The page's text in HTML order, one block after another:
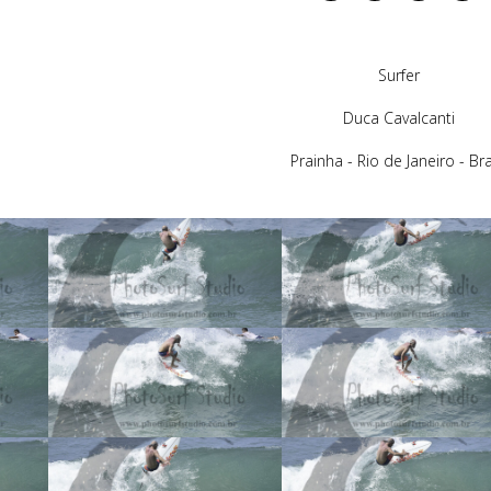
Surfer
Duca Cavalcanti
Prainha - Rio de Janeiro -